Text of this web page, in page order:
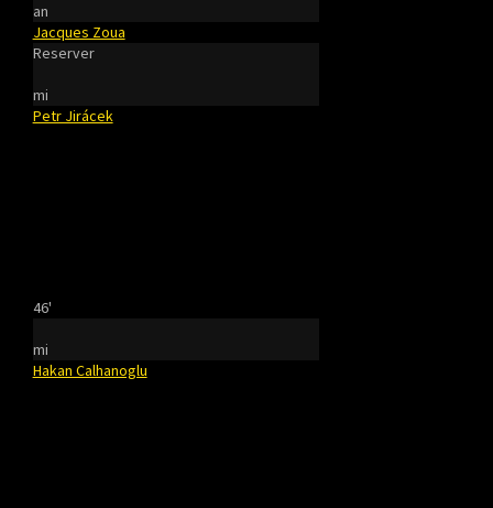
an
Jacques Zoua
Reserver
mi
Petr Jirácek
46'
mi
Hakan Calhanoglu